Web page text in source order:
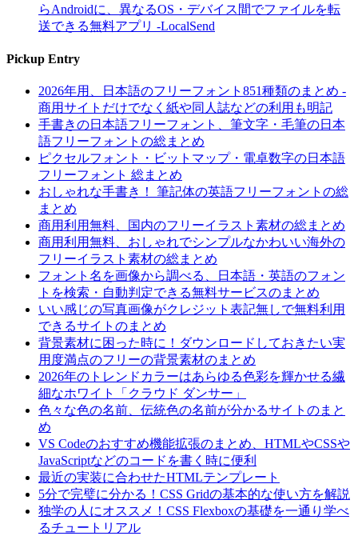
らAndroidに、異なるOS・デバイス間でファイルを転
送できる無料アプリ -LocalSend
Pickup Entry
2026年用、日本語のフリーフォント851種類のまとめ -
商用サイトだけでなく紙や同人誌などの利用も明記
手書きの日本語フリーフォント、筆文字・毛筆の日本
語フリーフォントの総まとめ
ピクセルフォント・ビットマップ・電卓数字の日本語
フリーフォント 総まとめ
おしゃれな手書き！ 筆記体の英語フリーフォントの総
まとめ
商用利用無料、国内のフリーイラスト素材の総まとめ
商用利用無料、おしゃれでシンプルなかわいい海外の
フリーイラスト素材の総まとめ
フォント名を画像から調べる、日本語・英語のフォン
トを検索・自動判定できる無料サービスのまとめ
いい感じの写真画像がクレジット表記無しで無料利用
できるサイトのまとめ
背景素材に困った時に！ダウンロードしておきたい実
用度満点のフリーの背景素材のまとめ
2026年のトレンドカラーはあらゆる色彩を輝かせる繊
細なホワイト「クラウド ダンサー」
色々な色の名前、伝統色の名前が分かるサイトのまと
め
VS Codeのおすすめ機能拡張のまとめ、HTMLやCSSや
JavaScriptなどのコードを書く時に便利
最近の実装に合わせたHTMLテンプレート
5分で完璧に分かる！CSS Gridの基本的な使い方を解説
独学の人にオススメ！CSS Flexboxの基礎を一通り学べ
るチュートリアル